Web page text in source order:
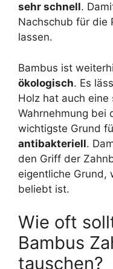
sehr schnell.
Nachschub für die
lassen.
Bambus ist
ökologisch. Es
Holz hat auch eine
Wahrnehmung bei
wichtigste Grund
antibakteriell.
den Griff der
eigentliche Grund,
beliebt ist.
Wie oft
Bambus
tauschen?